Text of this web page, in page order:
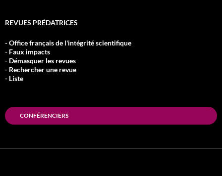
REVUES PRÉDATRICES
- Office français de l'intégrité scientifique
- Faux impacts
- Démasquer les revues
- Rechercher une revue
- Liste
CONFÉRENCIERS